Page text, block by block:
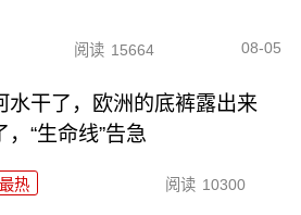
阅读 15664 08-05
水干了，欧洲的底裤露出来
，“生命线”告急
最热 阅读 10300